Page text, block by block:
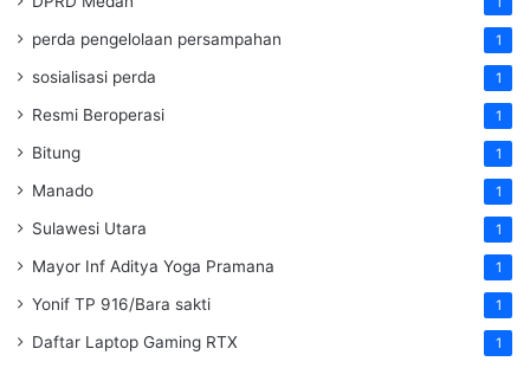
perda pengelolaan persampahan 1
sosialisasi perda 1
Resmi Beroperasi 1
Bitung 1
Manado 1
Sulawesi Utara 1
Mayor Inf Aditya Yoga Pramana 1
Yonif TP 916/Bara sakti 1
Daftar Laptop Gaming RTX 1